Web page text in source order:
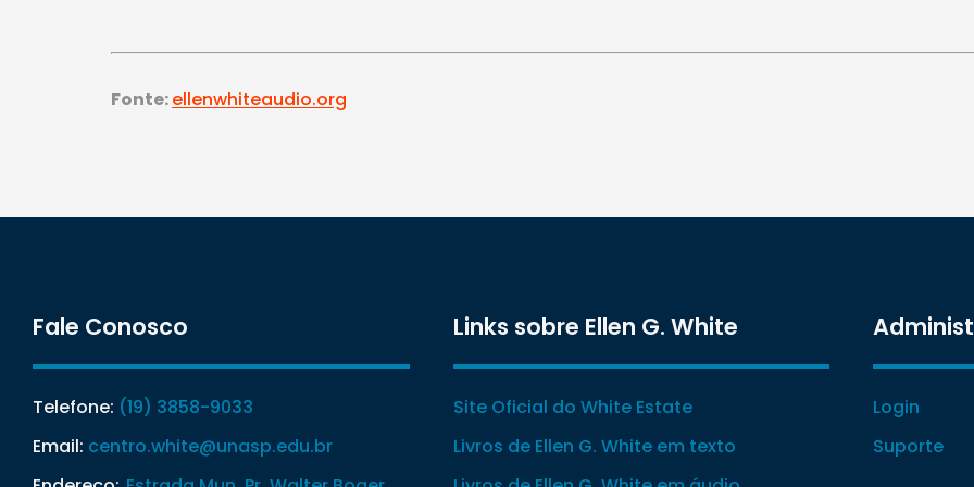
Fonte:ellenwhiteaudio.org
Fale Conosco
Telefone: (19) 3858-9033
Email: centro.white@unasp.edu.br
Links sobre Ellen G. White
Site Oficial do White Estate
Livros de Ellen G. White em texto
Login
Suporte